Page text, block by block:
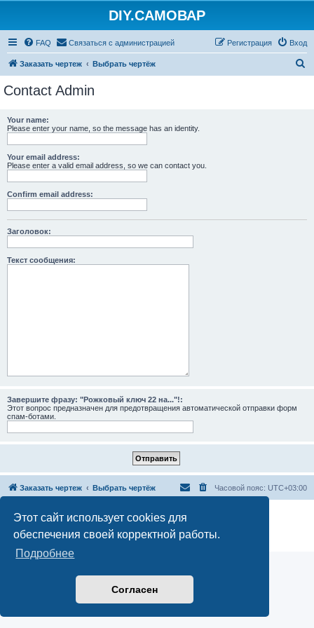
Этот сайт использует cookies для
обеспечения своей корректной работы.
Подробнее
Согласен
DIY.САМОВАР
FAQ Связаться с администрацией Вход
Регистрация
Заказать чертеж Выбрать чертёж
Contact Admin
Your name:
Please enter your name, so the message has an identity.
Your email address:
Please enter a valid email address, so we can contact you.
Confirm email address:
Заголовок:
Текст сообщения:
Завершите фразу: "Рожковый ключ 22 на..."!:
Этот вопрос предназначен для предотвращения автоматической отправки форм
спам-ботами.
Заказать чертеж Выбрать чертёж Часовой пояс: UTC+03:00
Создано на основе
® Forum Software © phpBB Limited
Русская поддержка phpBB
Конфиденциальность
|Правила